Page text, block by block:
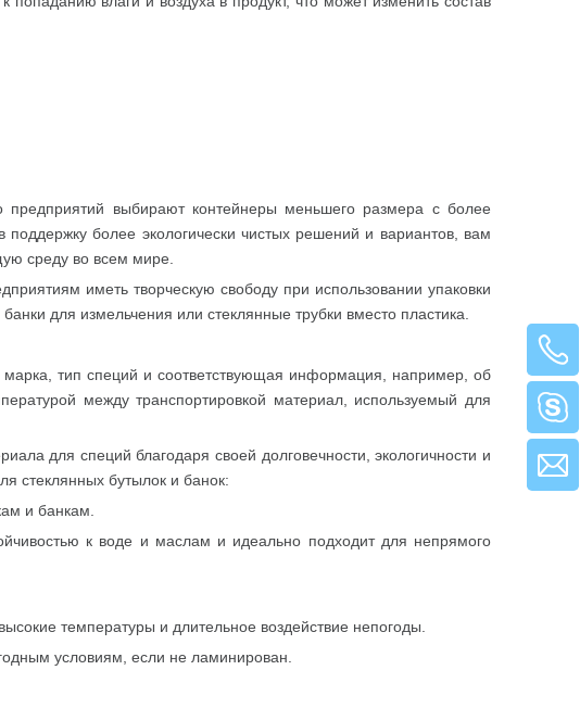
выбирают контейнеры меньшего размера с более
более экологически чистых решений и вариантов, вам
среду во всем мире.
иметь творческую свободу при использовании упаковки
для измельчения или стеклянные трубки вместо пластика.
марка, тип специй и соответствующая информация, например, об
между транспортировкой материал, используемый для
для специй благодаря своей долговечности, экологичности и
стеклянных бутылок и банок:
и банкам.
к воде и маслам и идеально подходит для непрямого
температуры и длительное воздействие непогоды.
условиям, если не ламинирован.